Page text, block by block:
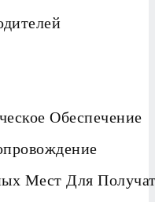
Обеспечение
Мест Для